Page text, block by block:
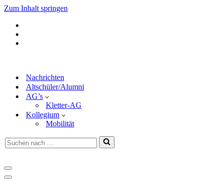
Zum Inhalt springen
Nachrichten
Altschüler/Alumni
AG’s
Kletter-AG
Kollegium
Mobilität
Suchen
nach …
Navigationsmenü
Navigationsmenü